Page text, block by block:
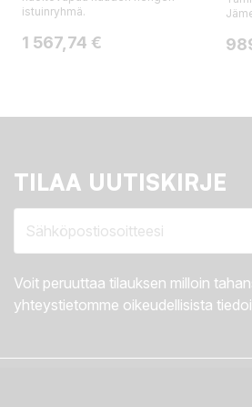
istuinryhmä.
Hinta
1 567,74 €
TILAA UUTISKIRJE
Voit peruuttaa tilauksen milloin
yhteystietomme oikeudellisista